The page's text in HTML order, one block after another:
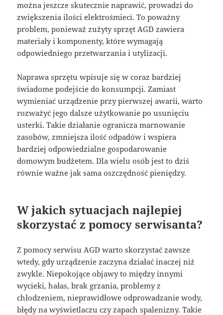
można jeszcze skutecznie naprawić, prowadzi do
zwiększenia ilości elektrośmieci. To poważny
problem, ponieważ zużyty sprzęt AGD zawiera
materiały i komponenty, które wymagają
odpowiedniego przetwarzania i utylizacji.
Naprawa sprzętu wpisuje się w coraz bardziej
świadome podejście do konsumpcji. Zamiast
wymieniać urządzenie przy pierwszej awarii, warto
rozważyć jego dalsze użytkowanie po usunięciu
usterki. Takie działanie ogranicza marnowanie
zasobów, zmniejsza ilość odpadów i wspiera
bardziej odpowiedzialne gospodarowanie
domowym budżetem. Dla wielu osób jest to dziś
równie ważne jak sama oszczędność pieniędzy.
W jakich sytuacjach najlepiej
skorzystać z pomocy serwisanta?
Z pomocy serwisu AGD warto skorzystać zawsze
wtedy, gdy urządzenie zaczyna działać inaczej niż
zwykle. Niepokojące objawy to między innymi
wycieki, hałas, brak grzania, problemy z
chłodzeniem, nieprawidłowe odprowadzanie wody,
błędy na wyświetlaczu czy zapach spalenizny. Takie